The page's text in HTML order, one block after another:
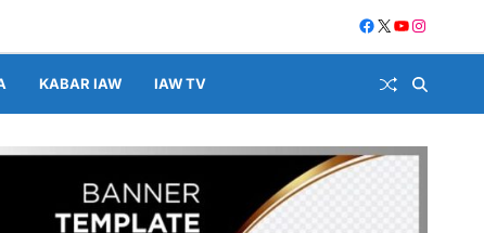
KABAR IAW IAW TV